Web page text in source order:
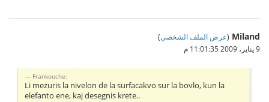
Miland
(عرض الملف الشخصي)
9 يناير، 2009 11:01:35 م
Frankouche:
Li mezuris la nivelon de la surfacakvo sur la bovlo, kun la
elefanto ene, kaj desegnis krete..